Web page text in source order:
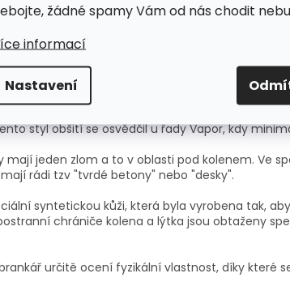
žádné spamy Vám od nás chodit
informací
Nastavení
pro mládežnické či seniorské golmanyaž do
S190 klíčové změny na betonech jsou z
výplni. Celý proces inovace betonů směřoval k
styl obšití se osvědčil u řady Vapor, kdy
jeden zlom a to v oblasti pod kolenem. Ve
rádi tzv "tvrdé betony" nebo "desky".
syntetickou kůži, která byla vyrobena tak,
chrániče kolena a lýtka jsou obtaženy
určitě ocení fyzikální vlastnost, díky